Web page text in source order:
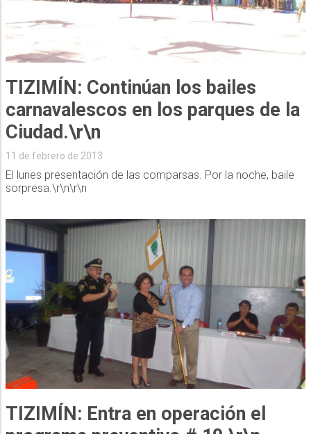
TIZIMÍN: Continúan los bailes
carnavalescos en los parques de la
Ciudad.\r\n
11 de febrero de 2013
El lunes presentación de las comparsas. Por la noche, baile
sorpresa.\r\n\r\n
TIZIMÍN: Entra en operación el